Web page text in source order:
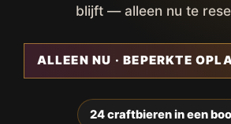
blijft — alleen nu te
ALLEEN NU · BEPERKTE
24 craftbieren in een